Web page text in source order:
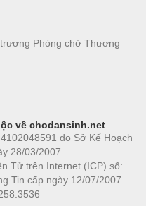
Phòng chờ Thương
về chodansinh.net
do Sở Kế Hoạch
28/03/2007
Tử trên Internet (ICP) số:
Tin cấp ngày 12/07/2007